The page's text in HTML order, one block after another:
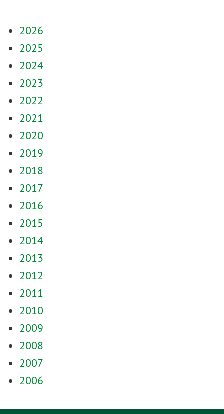
2026
2025
2024
2023
2022
2021
2020
2019
2018
2017
2016
2015
2014
2013
2012
2011
2010
2009
2008
2007
2006